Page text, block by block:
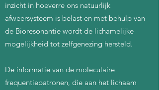
inzicht in hoeverre ons natuurlijk
afweersysteem is belast en met behulp van
de Bioresonantie wordt de lichamelijke
mogelijkheid tot zelfgenezing hersteld.
De informatie van de moleculaire
frequentiepatronen, die aan het lichaam